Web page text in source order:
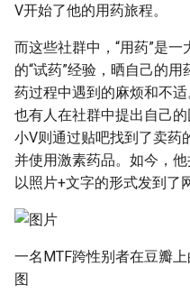
V开始了他的用药旅程。
而这些社群中，“用药”是
的“试药”经验，晒自己的
药过程中遇到的麻烦和不
也有人在社群中提出自己
小V则通过贴吧找到了卖药
并使用激素药品。如今，
以照片+文字的形式发到了
一名MTF跨性别者在豆瓣
图